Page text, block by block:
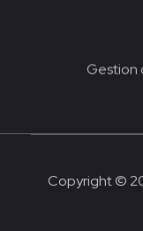
Gestion
Copyright ©